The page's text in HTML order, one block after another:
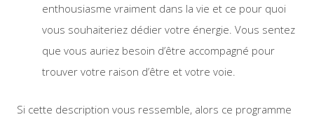
enthousiasme vraiment dans la vie et ce pour quoi
vous souhaiteriez dédier votre énergie. Vous sentez
que vous auriez besoin d’être accompagné pour
trouver votre raison d’être et votre voie.
Si cette description vous ressemble, alors ce programme